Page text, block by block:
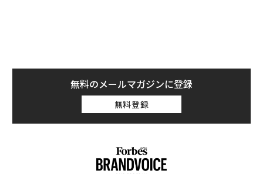
無料のメールマガジンに登録
無料登録